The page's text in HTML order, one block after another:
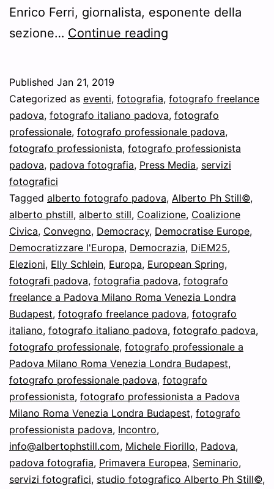
Enrico Ferri, giornalista, esponente della
sezione… Continue reading
di
Padova
su
Primavera
con
DiEM25,
Possibile,
Coalizione
Civica,
Published Jan 21, 2019
Categorized as eventi, fotografia, fotografo freelance
padova, fotografo italiano padova, fotografo
professionale, fotografo professionale padova,
fotografo professionista, fotografo professionista
padova, padova fotografia, Press Media, servizi
fotografici
Tagged alberto fotografo padova, Alberto Ph Still©,
alberto phstill, alberto still, Coalizione, Coalizione
Civica, Convegno, Democracy, Democratise Europe,
Democratizzare l'Europa, Democrazia, DiEM25,
Elezioni, Elly Schlein, Europa, European Spring,
fotografi padova, fotografia padova, fotografo
freelance a Padova Milano Roma Venezia Londra
Budapest, fotografo freelance padova, fotografo
italiano, fotografo italiano padova, fotografo padova,
fotografo professionale, fotografo professionale a
Padova Milano Roma Venezia Londra Budapest,
fotografo professionale padova, fotografo
professionista, fotografo professionista a Padova
Milano Roma Venezia Londra Budapest, fotografo
professionista padova, Incontro,
info@albertophstill.com, Michele Fiorillo, Padova,
padova fotografia, Primavera Europea, Seminario,
servizi fotografici, studio fotografico Alberto Ph Still©,